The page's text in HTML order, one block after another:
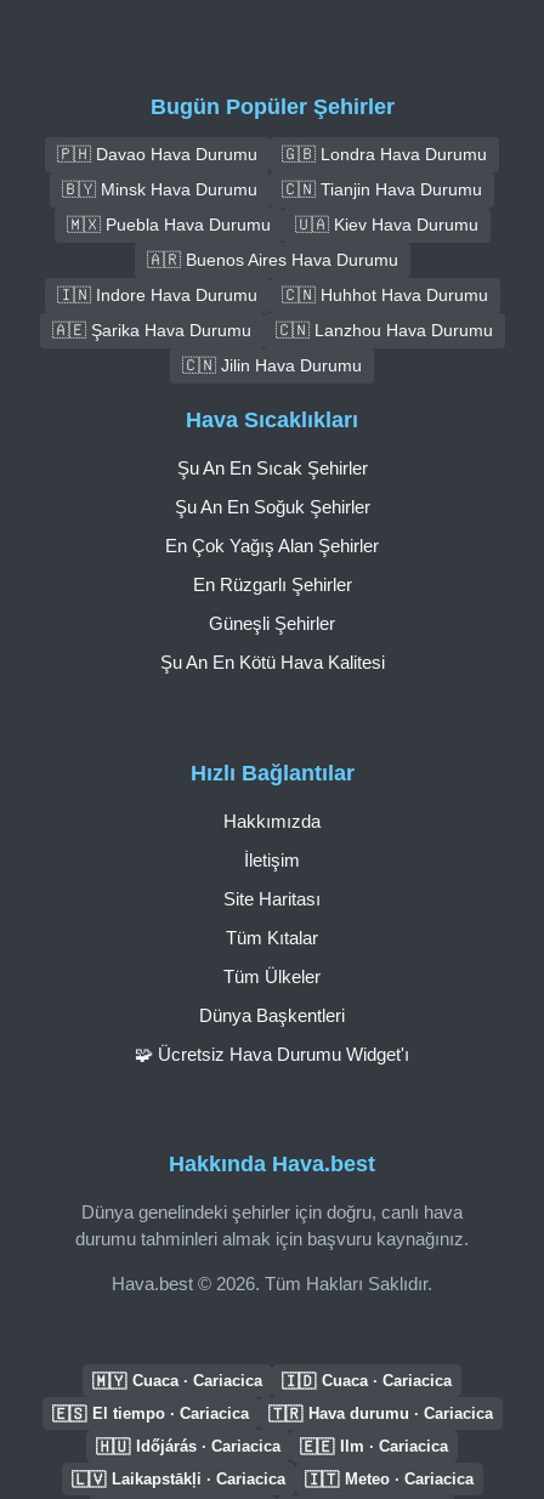
Bugün Popüler Şehirler
🇵🇭 Davao Hava Durumu
🇬🇧 Londra Hava Durumu
🇧🇾 Minsk Hava Durumu
🇨🇳 Tianjin Hava Durumu
🇲🇽 Puebla Hava Durumu
🇺🇦 Kiev Hava Durumu
🇦🇷 Buenos Aires Hava Durumu
🇮🇳 Indore Hava Durumu
🇨🇳 Huhhot Hava Durumu
🇦🇪 Şarika Hava Durumu
🇨🇳 Lanzhou Hava Durumu
🇨🇳 Jilin Hava Durumu
Hakkında Hava.best
Dünya genelindeki şehirler için doğru, canlı hava
durumu tahminleri almak için başvuru kaynağınız.
Hava.best © 2026. Tüm Hakları Saklıdır.
Hızlı Bağlantılar
Hakkımızda
İletişim
Site Haritası
Tüm Kıtalar
Tüm Ülkeler
Dünya Başkentleri
🧩 Ücretsiz Hava Durumu Widget'ı
Hava Sıcaklıkları
Şu An En Sıcak Şehirler
Şu An En Soğuk Şehirler
En Çok Yağış Alan Şehirler
En Rüzgarlı Şehirler
Güneşli Şehirler
Şu An En Kötü Hava Kalitesi
🇲🇾 Cuaca · Cariacica 🇮🇩 Cuaca · Cariacica
🇪🇸 El tiempo · Cariacica 🇹🇷 Hava durumu · Cariacica
🇭🇺 Időjárás · Cariacica 🇪🇪 Ilm · Cariacica
🇱🇻 Laikapstākļi · Cariacica 🇮🇹 Meteo · Cariacica